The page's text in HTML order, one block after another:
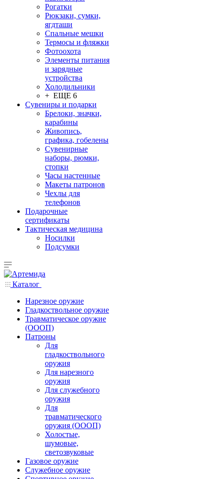
Рогатки
Рюкзаки, сумки,
ягдташи
Спальные мешки
Термосы и фляжки
Фотоохота
Элементы питания
и зарядные
устройства
Холодильники
+ ЕЩЕ 6
Сувениры и подарки
Брелоки, значки,
карабины
Живопись,
графика, гобелены
Сувенирные
наборы, рюмки,
стопки
Часы настенные
Макеты патронов
Чехлы для
телефонов
Подарочные
сертификаты
Тактическая медицина
Носилки
Подсумки
Каталог
Нарезное оружие
Гладкоствольное оружие
Травматическое оружие
(ОООП)
Патроны
Для
гладкоствольного
оружия
Для нарезного
оружия
Для служебного
оружия
Для
травматического
оружия (ОООП)
Холостые,
шумовые,
светозвуковые
Газовое оружие
Служебное оружие